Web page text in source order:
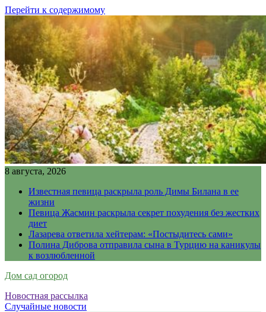
Перейти к содержимому
8 августа, 2026
Известная певица раскрыла роль Димы Билана в ее
жизни
Певица Жасмин раскрыла секрет похудения без жестких
диет
Лазарева ответила хейтерам: «Постыдитесь сами»
Полина Диброва отправила сына в Турцию на каникулы
к возлюбленной
Дом сад огород
Новостная рассылка
Случайные новости